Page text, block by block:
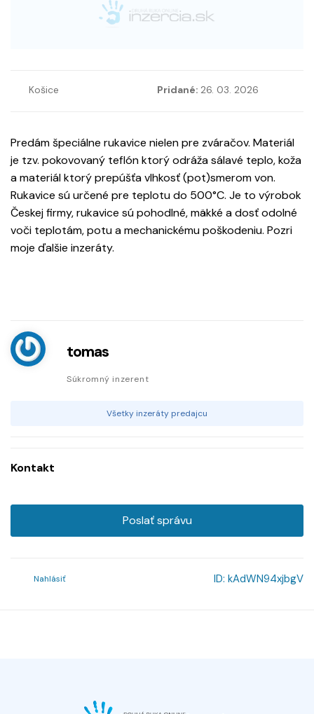
Košice Pridané: 26. 03. 2026
Predám špeciálne rukavice nielen pre zváračov. Materiál
je tzv. pokovovaný teflón ktorý odráža sálavé teplo, koža
a materiál ktorý prepúšťa vlhkosť (pot)smerom von.
Rukavice sú určené pre teplotu do 500°C. Je to výrobok
Českej firmy, rukavice sú pohodlné, mäkké a dosť odolné
voči teplotám, potu a mechanickému poškodeniu. Pozri
moje ďalšie inzeráty.
tomas
Súkromný inzerent
Všetky inzeráty predajcu
Kontakt
Poslať správu
Nahlásiť ID: kAdWN94xjbgV